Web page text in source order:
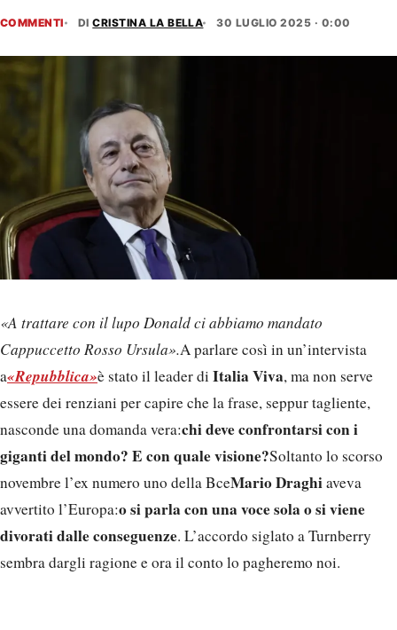
COMMENTI DICRISTINA LA BELLA 30 LUGLIO 2025 · 0:00
«A trattare con il lupo Donald ci abbiamo mandato
Cappuccetto Rosso Ursula».A parlare così in un’intervista
a«Repubblica»è stato il leader di Italia Viva, ma non serve
essere dei renziani per capire che la frase, seppur tagliente,
nasconde una domanda vera:chi deve confrontarsi con i
giganti del mondo? E con quale visione?Soltanto lo scorso
novembre l’ex numero uno della BceMario Draghiaveva
avvertito l’Europa:o si parla con una voce sola o si viene
divorati dalle conseguenze. L’accordo siglato a Turnberry
sembra dargli ragione e ora il conto lo pagheremo noi.